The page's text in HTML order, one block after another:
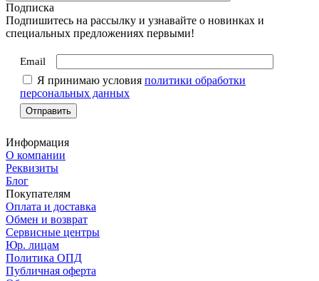
Подписка
Подпишитесь на рассылку и узнавайте о новинках и
специальных предложениях первыми!
Email
Я принимаю условия политики обработки
персональных данных
Информация
О компании
Реквизиты
Блог
Покупателям
Оплата и доставка
Обмен и возврат
Сервисные центры
Юр. лицам
Политика ОПД
Публичная оферта